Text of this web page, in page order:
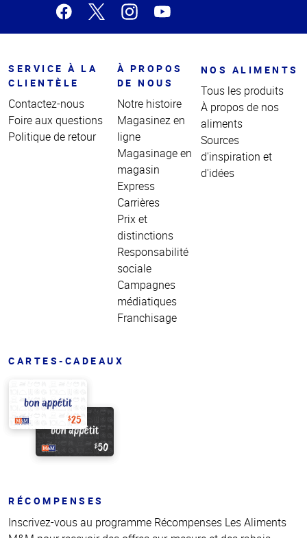
SERVICE À LA
CLIENTÈLE
Contactez-nous
Foire aux questions
Politique de retour
À PROPOS
DE NOUS
Notre histoire
Magasinez en
ligne
Magasinage en
magasin
Express
Carrières
Prix et
distinctions
Responsabilité
sociale
Campagnes
médiatiques
Franchisage
NOS ALIMENTS
Tous les produits
À propos de nos
aliments
Sources
d'inspiration et
d'idées
CARTES-CADEAUX
RÉCOMPENSES
Inscrivez-vous au programme Récompenses Les Aliments